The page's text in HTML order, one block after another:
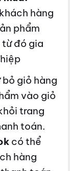
hàng
phẩm
từ đó gia
bỏ giỏ hàng
vào giỏ
trang
toán.
có thể
hàng